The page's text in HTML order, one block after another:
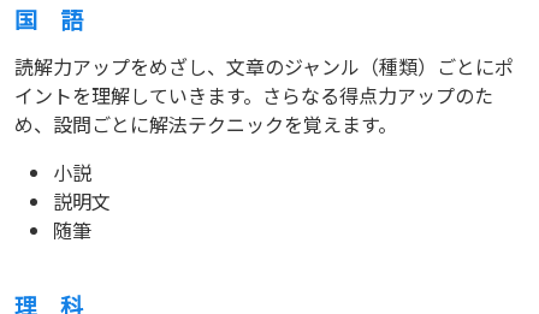
国 語
読解力アップをめざし、文章のジャンル（種類）ごとにポ
イントを理解していきます。さらなる得点力アップのた
め、設問ごとに解法テクニックを覚えます。
小説
説明文
随筆
理 科